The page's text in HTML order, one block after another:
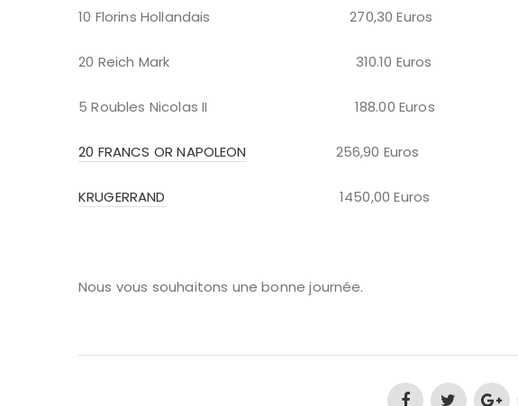
10 Florins Hollandais 270,30 Euros
20 Reich Mark 310.10 Euros
5 Roubles Nicolas II 188.00 Euros
20 FRANCS OR NAPOLEON 256,90 Euros
KRUGERRAND 1450,00 Euros
Nous vous souhaitons une bonne journée.